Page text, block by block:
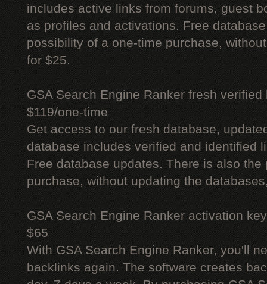
includes active links from forums, guest
as profiles and activations. Free
possibility of a one-time purchase,
for $25.
GSA Search Engine Ranker fresh verified
$119/one-time
Get access to our fresh database,
database includes verified and identified
Free database updates. There is also
purchase, without updating the
GSA Search Engine Ranker activation key
$65
With GSA Search Engine Ranker, you'll
backlinks again. The software creates